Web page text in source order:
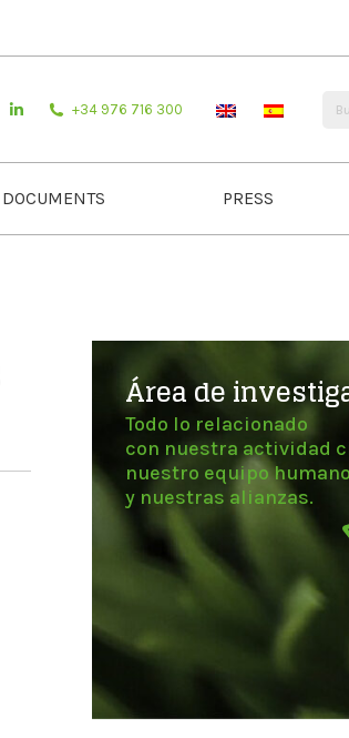
+34 976 716 300
DOCUMENTS PRESS
Área de
Todo lo relacionado
con nuestra actividad
nuestro equipo humano
y nuestras alianzas.